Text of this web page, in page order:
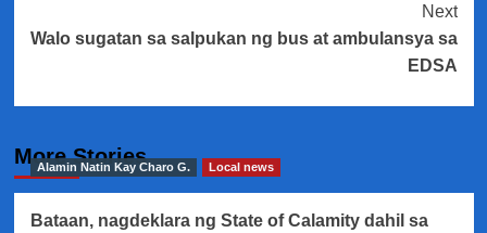
Next
Walo sugatan sa salpukan ng bus at ambulansya sa
EDSA
More Stories
Alamin Natin Kay Charo G. Local news
Bataan, nagdeklara ng State of Calamity dahil sa